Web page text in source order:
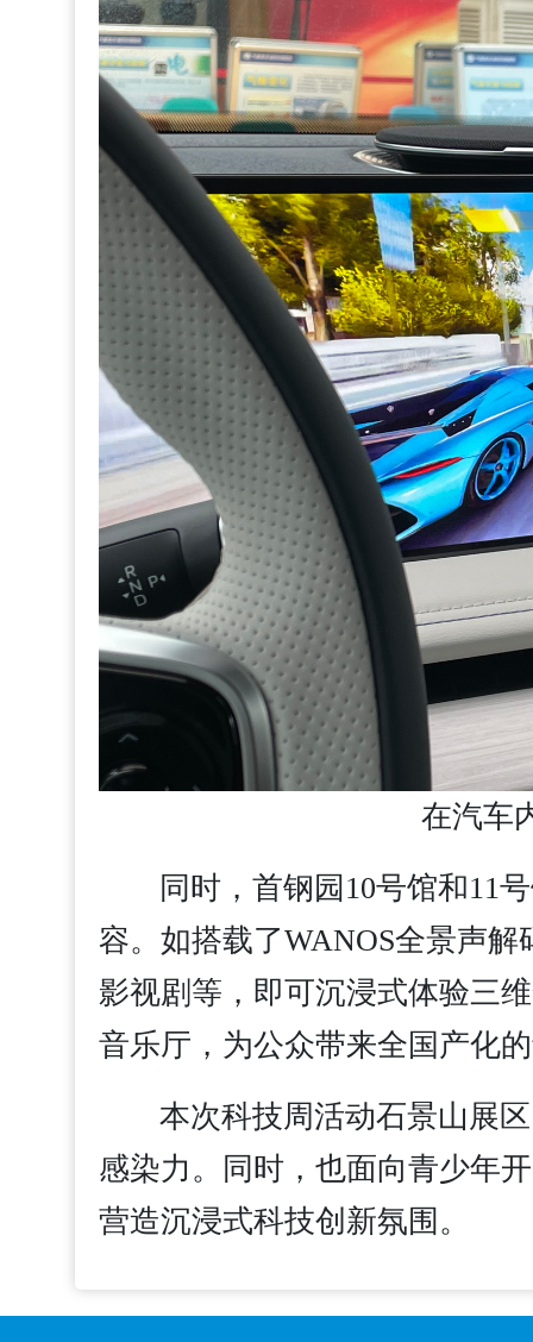
在汽车
同时，首钢园10号馆和11
容。如搭载了WANOS全景声
影视剧等，即可沉浸式体验三
音乐厅，为公众带来全国产化
本次科技周活动石景山展
感染力。同时，也面向青少年
营造沉浸式科技创新氛围。